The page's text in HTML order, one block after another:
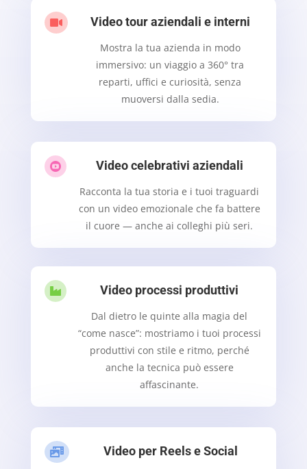
 Video tour aziendali e interni
Mostra la tua azienda in modo
immersivo: un viaggio a 360° tra
reparti, uffici e curiosità, senza
muoversi dalla sedia.
 Video celebrativi aziendali
Racconta la tua storia e i tuoi traguardi
con un video emozionale che fa battere
il cuore — anche ai colleghi più seri.
 Video processi produttivi
Dal dietro le quinte alla magia del
“come nasce”: mostriamo i tuoi processi
produttivi con stile e ritmo, perché
anche la tecnica può essere
affascinante.
 Video per Reels e Social